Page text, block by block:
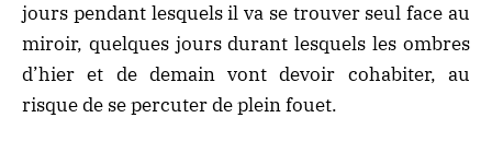
jours pendant lesquels il va se trouver seul face au
miroir, quelques jours durant lesquels les ombres
d’hier et de demain vont devoir cohabiter, au
risque de se percuter de plein fouet.